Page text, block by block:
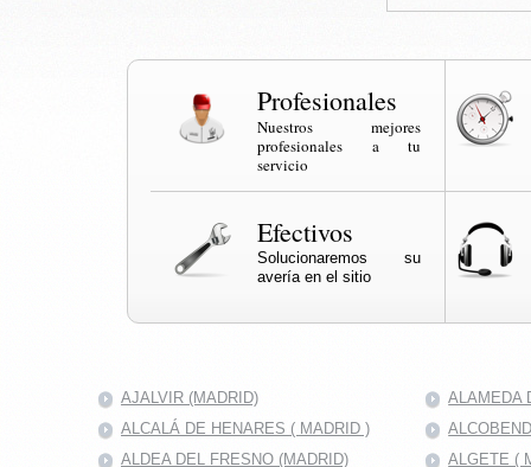
Profesionales
Nuestros mejores
profesionales a tu
servicio
Efectivos
Solucionaremos su
avería en el sitio
AJALVIR (MADRID)
ALAMEDA
ALCALÁ DE HENARES ( MADRID )
ALDEA DEL FRESNO (MADRID)
ALGETE (